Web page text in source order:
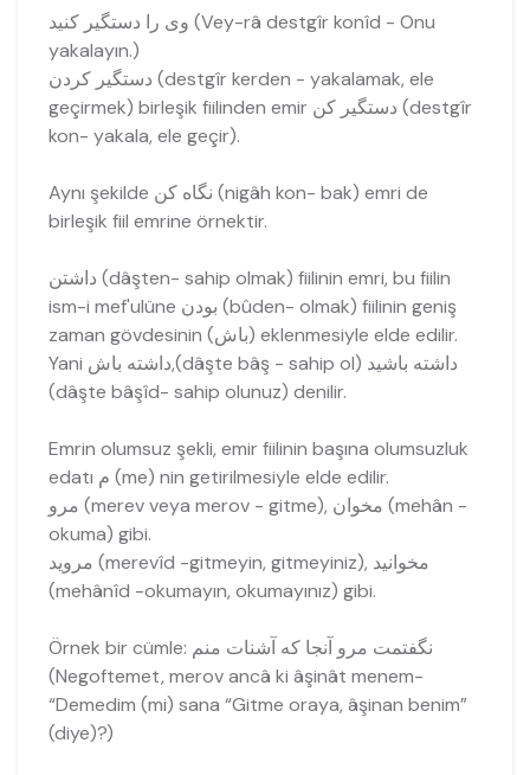
وی را دستگیر کنید (Vey-râ destgîr konîd - Onu
yakalayın.)
دستگیر کردن (destgîr kerden - yakalamak, ele
geçirmek) birleşik fiilinden emir دستگیر کن (destgîr
kon- yakala, ele geçir).
Aynı şekilde نگاه کن (nigâh kon- bak) emri de
birleşik fiil emrine örnektir.
داشتن (dâşten- sahip olmak) fiilinin emri, bu fiilin
ism-i mef'ulüne بودن (bûden- olmak) fiilinin geniş
zaman gövdesinin (باش) eklenmesiyle elde edilir.
Yani داشته باش,(dâşte bâş - sahip ol) داشته باشید
(dâşte bâşîd- sahip olunuz) denilir.
Emrin olumsuz şekli, emir fiilinin başına olumsuzluk
edatı م (me) nin getirilmesiyle elde edilir.
مرو (merev veya merov - gitme), مخوان (mehân -
okuma) gibi.
مرويد (merevîd -gitmeyin, gitmeyiniz), مخوانيد
(mehânîd -okumayın, okumayınız) gibi.
Örnek bir cümle: نگفتمت مرو آنجا که آشنات منم
(Negoftemet, merov ancâ ki âşinât menem-
“Demedim (mi) sana “Gitme oraya, âşinan benim”
(diye)?)